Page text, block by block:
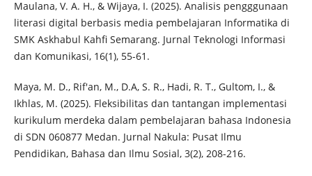
Maulana, V. A. H., & Wijaya, I. (2025). Analisis pengggunaan
literasi digital berbasis media pembelajaran Informatika di
SMK Askhabul Kahfi Semarang. Jurnal Teknologi Informasi
dan Komunikasi, 16(1), 55-61.
Maya, M. D., Rif'an, M., D.A, S. R., Hadi, R. T., Gultom, I., &
Ikhlas, M. (2025). Fleksibilitas dan tantangan implementasi
kurikulum merdeka dalam pembelajaran bahasa Indonesia
di SDN 060877 Medan. Jurnal Nakula: Pusat Ilmu
Pendidikan, Bahasa dan Ilmu Sosial, 3(2), 208-216.